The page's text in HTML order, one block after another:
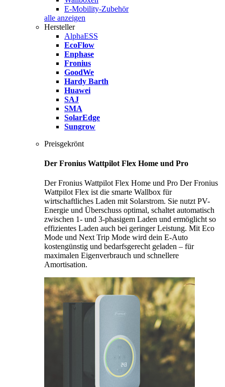
E-Mobility-Zubehör
alle anzeigen
Hersteller
AlphaESS
EcoFlow
Enphase
Fronius
GoodWe
Hardy Barth
Huawei
SAJ
SMA
SolarEdge
Sungrow
Preisgekrönt
Der Fronius Wattpilot Flex Home und Pro
Der Fronius Wattpilot Flex Home und Pro Der Fronius
Wattpilot Flex ist die smarte Wallbox für
wirtschaftliches Laden mit Solarstrom. Sie nutzt PV-
Energie und Überschuss optimal, schaltet automatisch
zwischen 1- und 3-phasigem Laden und ermöglicht so
effizientes Laden auch bei geringer Leistung. Mit Eco
Mode und Next Trip Mode wird dein E-Auto
kostengünstig und bedarfsgerecht geladen – für
maximalen Eigenverbrauch und schnellere
Amortisation.